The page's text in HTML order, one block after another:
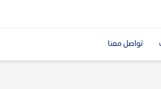
تواصل معنا